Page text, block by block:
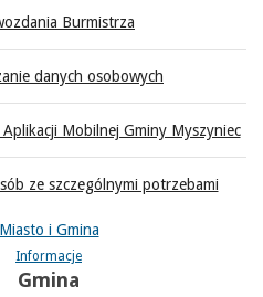
Burmistrza
danych osobowych
Mobilnej Gminy Myszyniec
ze szczególnymi potrzebami
Miasto i Gmina
Informacje
Gmina